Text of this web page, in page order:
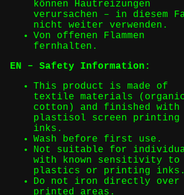
können Hautreizungen
verursachen – in diesem
nicht weiter verwenden.
Von offenen Flammen
fernhalten.
EN – Safety Information:
This product is made of
textile materials
cotton) and finished with
plastisol screen printing
inks.
Wash before first use.
Not suitable for
with known sensitivity to
plastics or printing inks.
Do not iron directly over
printed areas.